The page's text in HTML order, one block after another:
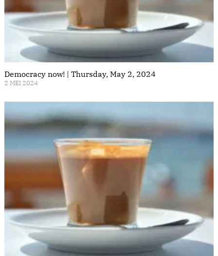
Democracy now! | Thursday, May 2, 2024
2 MEI 2024